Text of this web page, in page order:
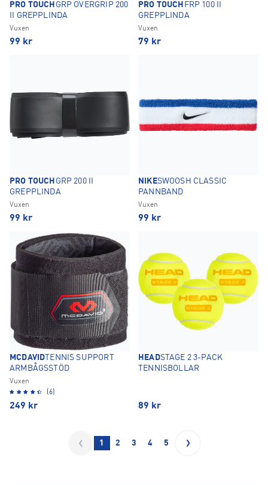
PRO TOUCH GRP OVERGRIP 200
II GREPPLINDA
Vuxen
99 kr
PRO TOUCH FRP 100 II
GREPPLINDA
Vuxen
79 kr
PRO TOUCH GRP 200 II
GREPPLINDA
Vuxen
99 kr
NIKESWOOSH CLASSIC
PANNBAND
Vuxen
99 kr
MCDAVID TENNIS SUPPORT
ARMBÅGSSTÖD
Vuxen
(6)
249 kr
HEADSTAGE 2 3-PACK
TENNISBOLLAR
89 kr
1 2 3 4 5